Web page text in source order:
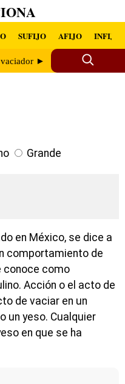
SUFIJO AFIJO INFIJO
vaciador ►
Grande
en México, se dice a
comportamiento de
conoce como
Acción o el acto de
de vaciar en un
un yeso. Cualquier
en que se ha